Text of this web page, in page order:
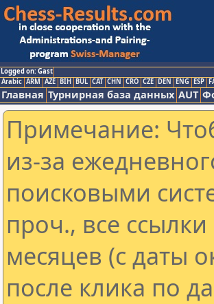
Logged on: Gast
Arabic ARM AZE BIH BUL CAT CHN CRO CZE DEN ENG ESP
Главная Турнирная база данных AUT
Примечание:
из-за
поисковыми
проч., все
месяцев (с даты
после клика по